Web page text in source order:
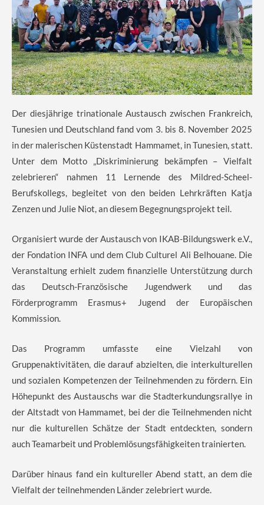
Der diesjährige trinationale Austausch zwischen Frankreich,
Tunesien und Deutschland fand vom 3. bis 8. November 2025
in der malerischen Küstenstadt Hammamet, in Tunesien, statt.
Unter dem Motto „Diskriminierung bekämpfen – Vielfalt
zelebrieren“ nahmen 11 Lernende des Mildred-Scheel-
Berufskollegs, begleitet von den beiden Lehrkräften Katja
Zenzen und Julie Niot, an diesem Begegnungsprojekt teil.
Organisiert wurde der Austausch von IKAB-Bildungswerk e.V.,
der Fondation INFA und dem Club Culturel Ali Belhouane. Die
Veranstaltung erhielt zudem finanzielle Unterstützung durch
das Deutsch-Französische Jugendwerk und das
Förderprogramm Erasmus+ Jugend der Europäischen
Kommission.
Das Programm umfasste eine Vielzahl von
Gruppenaktivitäten, die darauf abzielten, die interkulturellen
und sozialen Kompetenzen der Teilnehmenden zu fördern. Ein
Höhepunkt des Austauschs war die Stadterkundungsrallye in
der Altstadt von Hammamet, bei der die Teilnehmenden nicht
nur die kulturellen Schätze der Stadt entdeckten, sondern
auch Teamarbeit und Problemlösungsfähigkeiten trainierten.
Darüber hinaus fand ein kultureller Abend statt, an dem die
Vielfalt der teilnehmenden Länder zelebriert wurde.